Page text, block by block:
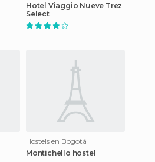
Hotel Viaggio Nueve Trez
Select
Hostels en Bogotá
Montichello hostel